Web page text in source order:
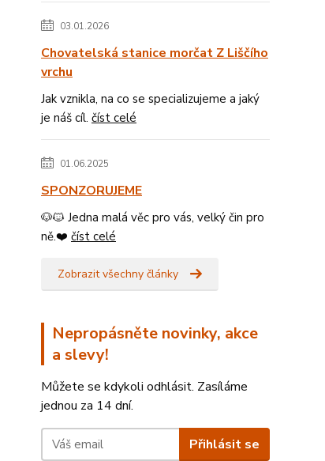
03.01.2026
Chovatelská stanice morčat Z Liščího
vrchu
Jak vznikla, na co se specializujeme a jaký
je náš cíl. číst celé
01.06.2025
SPONZORUJEME
🐶🐱 Jedna malá věc pro vás, velký čin pro
ně.❤️ číst celé
Zobrazit všechny články
Nepropásněte novinky, akce
a slevy!
Můžete se kdykoli odhlásit. Zasíláme
jednou za 14 dní.
Přihlásit se